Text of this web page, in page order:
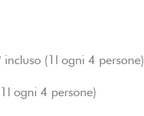
(1l ogni 4 persone)
ogni 4 persone)